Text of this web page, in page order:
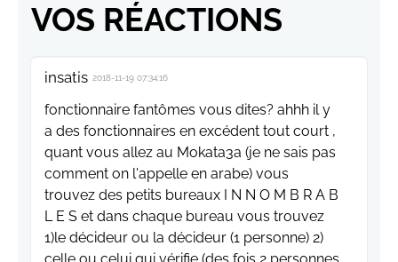
VOS RÉACTIONS
insatis 2018-11-19 07:34:16
fonctionnaire fantômes vous dites? ahhh il y
a des fonctionnaires en excédent tout court ,
quant vous allez au Mokata3a (je ne sais pas
comment on l'appelle en arabe) vous
trouvez des petits bureaux I N N O M B R A B
L E S et dans chaque bureau vous trouvez
1)le décideur ou la décideur (1 personne) 2)